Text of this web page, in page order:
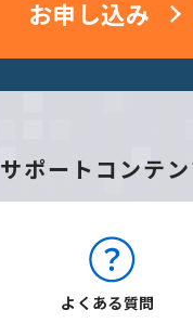
お申し込み
サポートコンテン
よくある質問